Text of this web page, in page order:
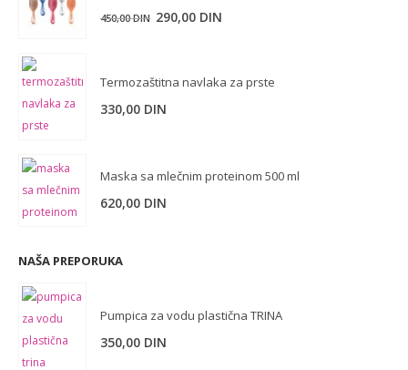
450,00DIN 290,00 DIN
Termozaštitna navlaka za prste
330,00 DIN
Maska sa mlečnim proteinom 500 ml
620,00 DIN
NAŠA PREPORUKA
Pumpica za vodu plastična TRINA
350,00 DIN